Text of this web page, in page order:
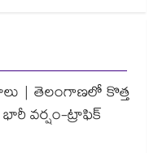
| తెలంగాణలో కొత్త
వర్షం-ట్రాఫిక్